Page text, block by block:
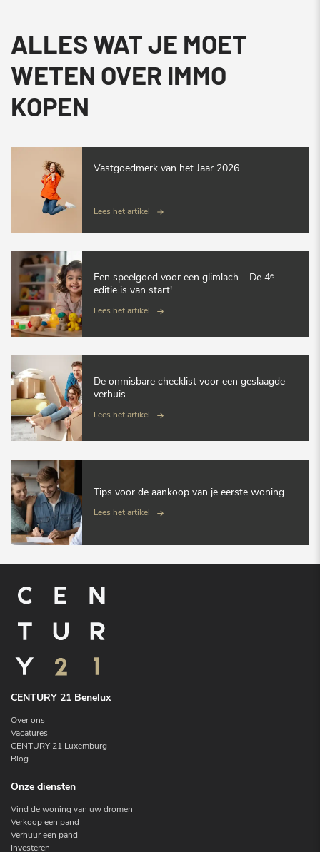
ALLES WAT JE MOET
WETEN OVER IMMO
KOPEN
Vastgoedmerk van het Jaar 2026
Lees het artikel
Een speelgoed voor een glimlach – De 4ᵉ
editie is van start!
Lees het artikel
De onmisbare checklist voor een geslaagde
verhuis
Lees het artikel
Tips voor de aankoop van je eerste woning
Lees het artikel
CENTURY 21 Benelux
Over ons
Vacatures
CENTURY 21 Luxemburg
Blog
Onze diensten
Vind de woning van uw dromen
Verkoop een pand
Verhuur een pand
Investeren